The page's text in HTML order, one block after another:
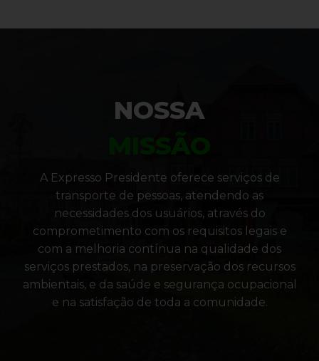
NOSSA
MISSÃO
A Expresso Presidente oferece serviços de
transporte de pessoas, atendendo as
necessidades dos usuários, através do
comprometimento com os requisitos legais e
com a melhoria contínua na qualidade dos
serviços prestados, na preservação dos recursos
ambientais, e da saúde e segurança ocupacional
e na satisfação de toda a comunidade.